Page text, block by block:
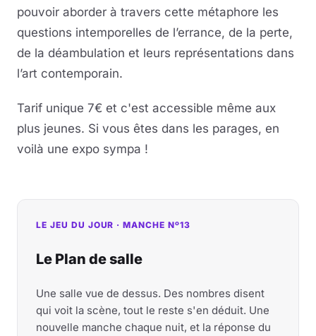
pouvoir aborder à travers cette métaphore les
questions intemporelles de l’errance, de la perte,
de la déambulation et leurs représentations dans
l’art contemporain.
Tarif unique 7€ et c'est accessible même aux
plus jeunes. Si vous êtes dans les parages, en
voilà une expo sympa !
LE JEU DU JOUR · MANCHE Nº13
Le Plan de salle
Une salle vue de dessus. Des nombres disent
qui voit la scène, tout le reste s'en déduit. Une
nouvelle manche chaque nuit, et la réponse du